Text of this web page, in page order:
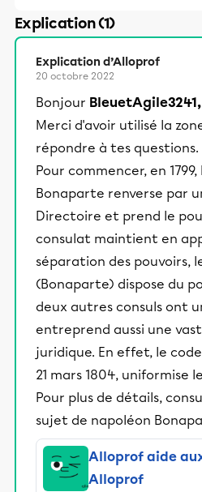
Explication (1)
Explication d’Alloprof
20 octobre 2022
Bonjour BleuetAgile3241,
Merci d'avoir utilisé la
répondre à tes questions.
Pour commencer, en
Bonaparte renverse par
Directoire et prend le
consulat maintient en
séparation des pouvoirs,
(Bonaparte) dispose du
deux autres consuls ont
entreprend aussi une
juridique. En effet, le
21 mars 1804, uniformise
Pour plus de détails,
sujet de napoléon
Alloprof aide
Alloprof